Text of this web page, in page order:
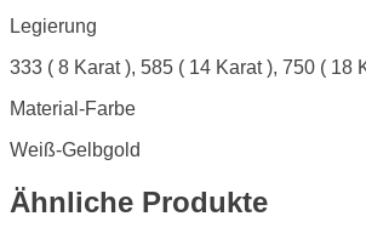
Legierung
333 ( 8 Karat ), 585 ( 14 Karat ), 750 ( 18
Material-Farbe
Weiß-Gelbgold
Ähnliche Produkte